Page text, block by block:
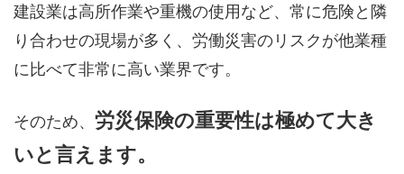
建設業は高所作業や重機の使用など、常に危険と隣
り合わせの現場が多く、労働災害のリスクが他業種
に比べて非常に高い業界です。
そのため、 労災保険の重要性は極めて大き
いと言えます。